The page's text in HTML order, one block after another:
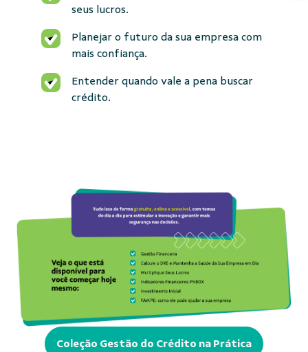
seus lucros.
Planejar o futuro da sua empresa com
mais confiança.
Entender quando vale a pena buscar
crédito.
Coleção Gestão do Crédito na Prática